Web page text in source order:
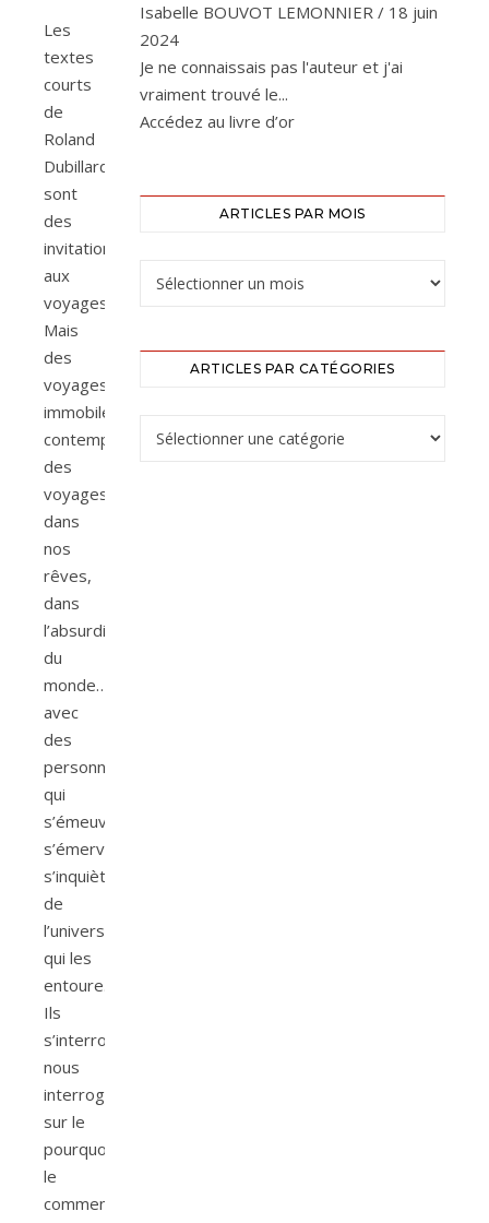
Les
textes
courts
de
Roland
Dubillard
sont
des
invitations
aux
voyages.
Mais
des
voyages
immobiles,
contemplatifs,
des
voyages
dans
nos
rêves,
dans
l’absurdité
du
monde…
avec
des
personnages
qui
s’émeuvent,
s’émerveillent,
s’inquiètent
de
l’univers
qui les
entoure.
Ils
s’interrogent,
nous
interrogent…
sur le
pourquoi,
le
comment
Isabelle BOUVOT LEMONNIER / 18 juin
2024
Je ne connaissais pas l'auteur et j'ai
vraiment trouvé le...
Accédez au livre d’or
ARTICLES PAR MOIS
Articles par mois
ARTICLES PAR CATÉGORIES
Articles par catégories